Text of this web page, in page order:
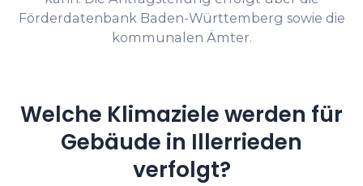
Förderdatenbank Baden-Württemberg sowie die
kommunalen Ämter.
Welche Klimaziele werden für
Gebäude in Illerrieden
verfolgt?